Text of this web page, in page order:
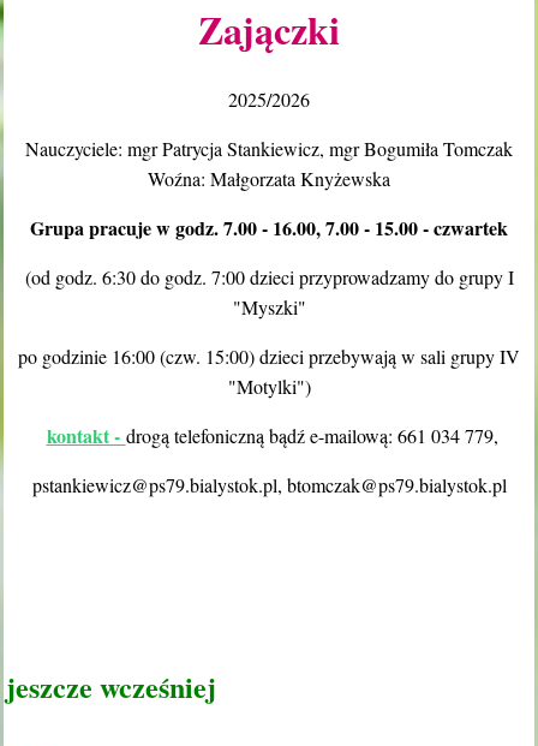
Zajączki
2025/2026
Nauczyciele: mgr Patrycja Stankiewicz, mgr Bogumiła Tomczak
Woźna: Małgorzata Knyżewska
Grupa pracuje w godz. 7.00 - 16.00, 7.00 - 15.00 - czwartek
(od godz. 6:30 do godz. 7:00 dzieci przyprowadzamy do grupy I
"Myszki"
po godzinie 16:00 (czw. 15:00) dzieci przebywają w sali grupy IV
"Motylki")
kontakt - drogą telefoniczną bądź e-mailową: 661 034 779,
pstankiewicz@ps79.bialystok.pl, btomczak@ps79.bialystok.pl
jeszcze wcześniej